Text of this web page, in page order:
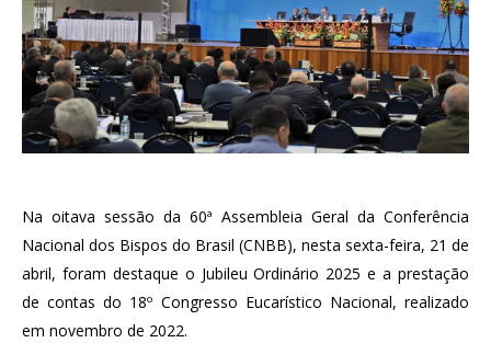
Na oitava sessão da 60ª Assembleia Geral da Conferência
Nacional dos Bispos do Brasil (CNBB), nesta sexta-feira, 21 de
abril, foram destaque o Jubileu Ordinário 2025 e a prestação
de contas do 18º Congresso Eucarístico Nacional, realizado
em novembro de 2022.